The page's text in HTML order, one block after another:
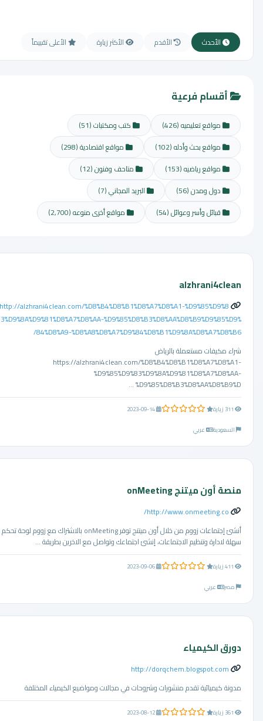
الأحدث الأقدم الأكثر زيارة الأعلى تقييماً
أقسام فرعية
مواقع تعليميه(426) كتب ومكتبات(51)
مواقع بحث وأدله(102) مواقع اقتصادية(298)
مواقع رياضيه(153) متاحف وفنون(12)
دول ومدن(56) البريد المجاني(7)
قبائل وأسر وعوائل(54) مواقع أخرى منوعه(2,700)
alzhrani4clean
http://alzhrani4clean.com/%D8%B4%D8%B1%D8%A7%D8%A1-%D9%85%D9%8
3%D9%8A%D9%81%D8%A7%D8%AA-%D9%85%D8%B3%D8%AA%D8%B9%D9%85%D9%
84%D8%A9-%D8%A8%D8%A7%D9%84%D8%B1%D9%8A%D8%A7%D8%B6/
شراء مكيفات مستعملة بالرياض
https://alzhrani4clean.com/%D8%B4%D8%B1%D8%A7%D8%A1-
%D9%85%D9%83%D9%8A%D9%81%D8%A7%D8%AA-
%D9%85%D8%B3%D8%AA%D8%B9%D ...
0.0 من 5 نجوم
2023-09-14
السعودية
عربي
منصة أون ميتنج onMeeting
http://www.onmeeting.co/
أنشئ إجتماعات زووم من خلال أون ميتنج توفر onMeeting بالاشتراك مع زووم لوحة تحكم
سهلة لادارة وتنظيم الاجتماعات، إنشئ اجتماعك وتواصل مع الاخرين بطريقة ...
0.0 من 5 نجوم
2023-09-06
مصر
عربي
دورق الكيمياء
http://dorqchem.blogspot.com
مدونة كيميائية تقدم منشورات وشروحات في مجالات ومواضيع الكيمياء المختلفة
0.0 من 5 نجوم
2023-08-12